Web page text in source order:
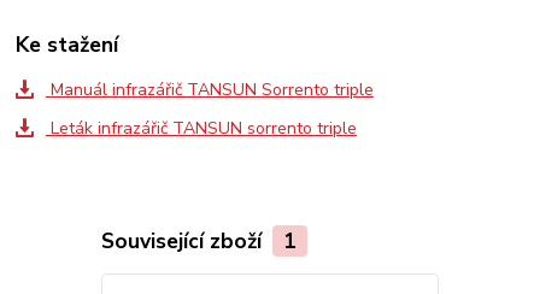
Ke stažení
Manuál infrazářič TANSUN Sorrento triple
Leták infrazářič TANSUN sorrento triple
Související zboží 1